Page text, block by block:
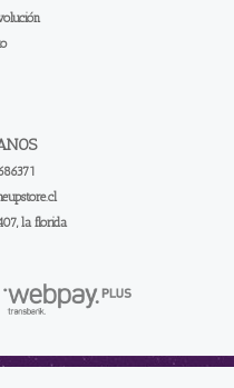
la florida
Para Tus Cartas © 2026